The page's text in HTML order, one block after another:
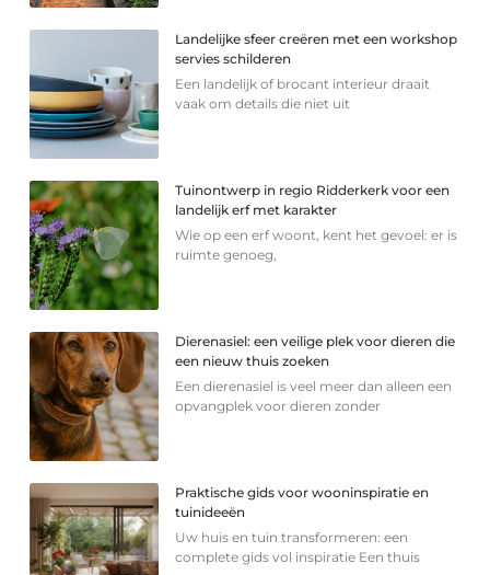
Landelijke sfeer creëren met een workshop
servies schilderen
Een landelijk of brocant interieur draait
vaak om details die niet uit
Tuinontwerp in regio Ridderkerk voor een
landelijk erf met karakter
Wie op een erf woont, kent het gevoel: er is
ruimte genoeg,
Dierenasiel: een veilige plek voor dieren die
een nieuw thuis zoeken
Een dierenasiel is veel meer dan alleen een
opvangplek voor dieren zonder
Praktische gids voor wooninspiratie en
tuinideeën
Uw huis en tuin transformeren: een
complete gids vol inspiratie Een thuis